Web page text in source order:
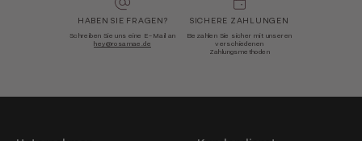
HABEN SIE FRAGEN?
Schreiben Sie uns eine E-Mail an
hey@rosamae.de
SICHERE ZAHLUNGEN
Bezahlen Sie sicher mit unseren
verschiedenen
Zahlungsmethoden